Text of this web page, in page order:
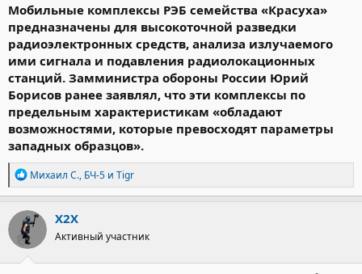
Мобильные комплексы РЭБ семейства «Красуха»
предназначены для высокоточной разведки
радиоэлектронных средств, анализа излучаемого
ими сигнала и подавления радиолокационных
станций. Замминистра обороны России Юрий
Борисов ранее заявлял, что эти комплексы по
предельным характеристикам «обладают
возможностями, которые превосходят параметры
западных образцов».
Р
е
а
к
ц
и
и
:
Михаил С., БЧ-5 и Tigr
X2X
Активный участник